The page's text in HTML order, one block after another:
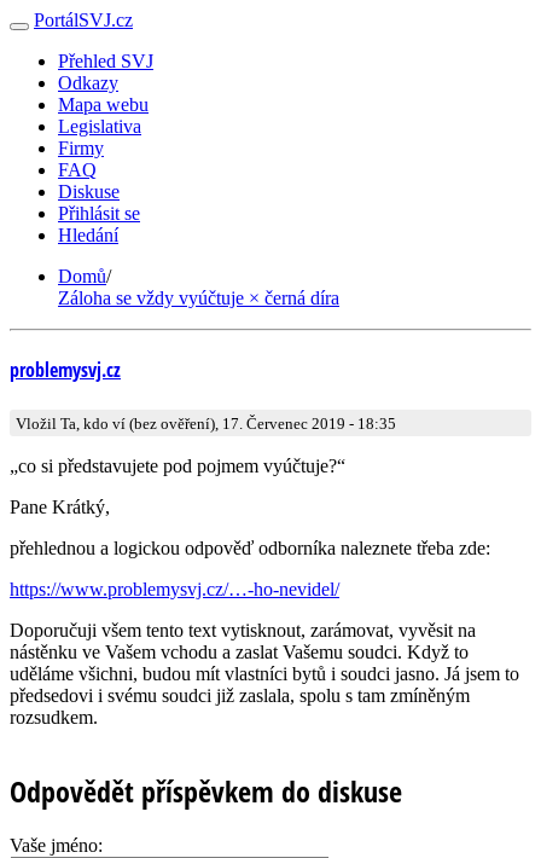
PortálSVJ.cz
Přehled SVJ
Odkazy
Mapa webu
Legislativa
Firmy
FAQ
Diskuse
Přihlásit se
Hledání
Domů/
Záloha se vždy vyúčtuje × černá díra
problemysvj.cz
Vložil Ta, kdo ví (bez ověření), 17. Červenec 2019 - 18:35
„co si představujete pod pojmem vyúčtuje?“
Pane Krátký,
přehlednou a logickou odpověď odborníka naleznete třeba zde:
https://www.problemysvj.cz/…-ho-nevidel/
Doporučuji všem tento text vytisknout, zarámovat, vyvěsit na
nástěnku ve Vašem vchodu a zaslat Vašemu soudci. Když to
uděláme všichni, budou mít vlastníci bytů i soudci jasno. Já jsem to
předsedovi i svému soudci již zaslala, spolu s tam zmíněným
rozsudkem.
Odpovědět příspěvkem do diskuse
Vaše jméno: